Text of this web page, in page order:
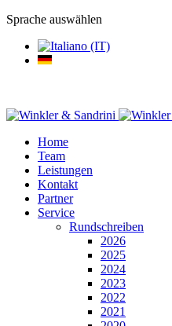
Sprache auswählen
Home
Team
Leistungen
Kontakt
Partner
Service
Rundschreiben
2026
2025
2024
2023
2022
2021